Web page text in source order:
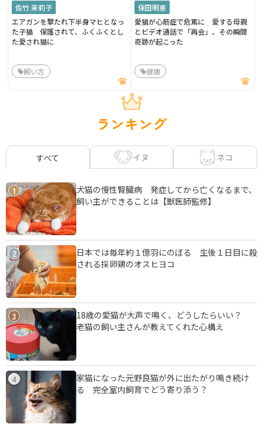
佐竹 茉莉子
エアガンを撃たれ下半身マヒとなっ
た子猫 保護されて、ふくふくとし
た愛され猫に
飼い方
保田明恵
愛猫が心筋症で危篤に 愛する母親
とビデオ通話で「再会」、その瞬間
奇跡が起こった
健康
ランキング
すべて イヌ ネコ
1
犬猫の慢性腎臓病 発症してから亡くなるまで、
飼い主ができることは【獣医師監修】
2
日本では毎年約１億羽にのぼる 生後１日目に殺
される採卵鶏のオスヒヨコ
3
18歳の愛猫が大声で鳴く、どうしたらいい？
老猫の飼い主さんが教えてくれた心構え
4
家猫になった元野良猫が外に出たがり鳴き続け
る 完全室内飼育でどう寄り添う？